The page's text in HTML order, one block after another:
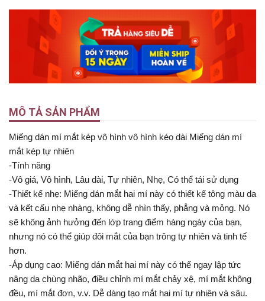
MÔ TẢ SẢN PHẨM
Miếng dán mí mắt kép vô hình vô hình kéo dài Miếng dán mí
mắt kép tự nhiên
-Tính năng
-Vô giá, Vô hình, Lâu dài, Tự nhiên, Nhẹ, Có thể tái sử dụng
-Thiết kế nhẹ: Miếng dán mắt hai mí này có thiết kế tông màu da
và kết cấu nhẹ nhàng, không dễ nhìn thấy, phẳng và mỏng. Nó
sẽ không ảnh hưởng đến lớp trang điểm hàng ngày của bạn,
nhưng nó có thể giúp đôi mắt của bạn trông tự nhiên và tinh tế
hơn.
-Áp dụng cao: Miếng dán mắt hai mí này có thể ngay lập tức
nâng da chùng nhão, điều chỉnh mí mắt chảy xệ, mí mắt không
đều, mí mắt đơn, v.v. Dễ dàng tạo mắt hai mí tự nhiên và sâu.